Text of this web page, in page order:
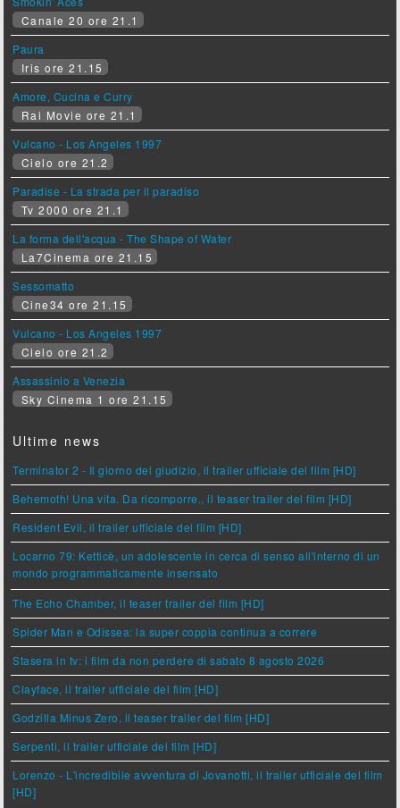
Canale 20 ore 21.1
Paura
Iris ore 21.15
Amore, Cucina e Curry
Rai Movie ore 21.1
Vulcano - Los Angeles 1997
Cielo ore 21.2
Paradise - La strada per il paradiso
Tv 2000 ore 21.1
La forma dell'acqua - The Shape of Water
La7Cinema ore 21.15
Sessomatto
Cine34 ore 21.15
Vulcano - Los Angeles 1997
Cielo ore 21.2
Assassinio a Venezia
Sky Cinema 1 ore 21.15
Ultime news
Terminator 2 - Il giorno del giudizio, il trailer ufficiale del film [HD]
Behemoth! Una vita. Da ricomporre., il teaser trailer del film [HD]
Resident Evil, il trailer ufficiale del film [HD]
Locarno 79: Ketticè, un adolescente in cerca di senso all'interno di un
mondo programmaticamente insensato
The Echo Chamber, il teaser trailer del film [HD]
Spider Man e Odissea: la super coppia continua a correre
Stasera in tv: i film da non perdere di sabato 8 agosto 2026
Clayface, il trailer ufficiale del film [HD]
Godzilla Minus Zero, il teaser trailer del film [HD]
Serpenti, il trailer ufficiale del film [HD]
Lorenzo - L'incredibile avventura di Jovanotti, il trailer ufficiale del film
[HD]